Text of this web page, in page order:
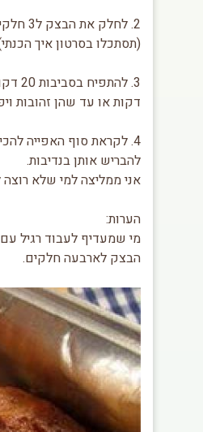
2.
(תסתכלו בסרטון איך
דקות או עד שהן זהובות
4. לקראת סוף האפייה
להבריש אותן בנדיבות.
אני ממליצה למי שלא
הערות:
מי שמעדיף לעבוד רגיל
הבצק לארבעה חלקים.